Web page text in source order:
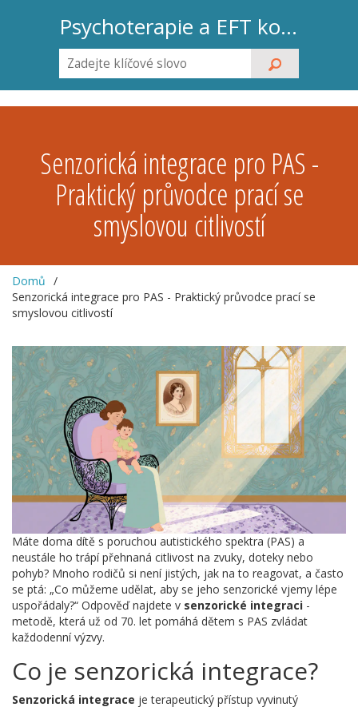
Psychoterapie a EFT koučink
Senzorická integrace pro PAS -
Praktický průvodce prací se
smyslovou citlivostí
Domů
Senzorická integrace pro PAS - Praktický průvodce prací se
smyslovou citlivostí
Máte doma dítě s poruchou autistického spektra (PAS) a
neustále ho trápí přehnaná citlivost na zvuky, doteky nebo
pohyb? Mnoho rodičů si není jistých, jak na to reagovat, a často
se ptá: „Co můžeme udělat, aby se jeho senzorické vjemy lépe
uspořádaly?“ Odpověď najdete v senzorické integraci -
metodě, která už od 70. let pomáhá dětem s PAS zvládat
každodenní výzvy.
Co je senzorická integrace?
Senzorická integrace je terapeutický přístup vyvinutý